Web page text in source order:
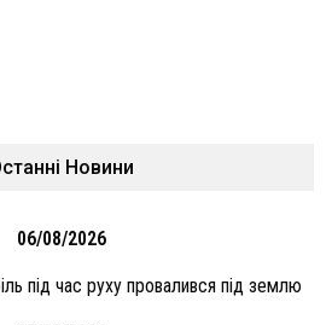
Новини
06/08/2026
під час руху провалився під землю